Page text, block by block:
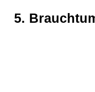
5.